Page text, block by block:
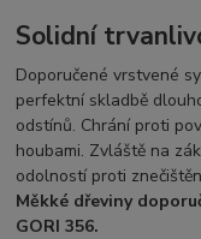
Solidní
Doporučené vrstvené
perfektní skladbě
odstínů. Chrání proti
houbami. Zvláště na
odolností proti
Měkké dřeviny
GORI 356.